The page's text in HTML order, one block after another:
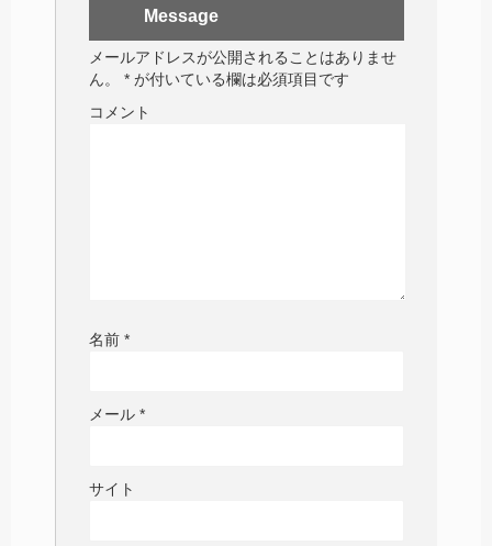
Message
メールアドレスが公開されることはありませ
ん。
* が付いている欄は必須項目です
コメント
名前 *
メール *
サイト